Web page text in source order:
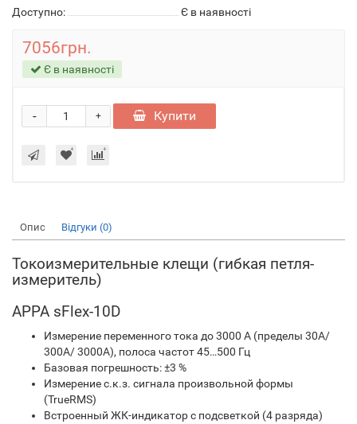
Доступно:
Є в наявності
7056грн.
Є в наявності
+
- Купити
Опис Відгуки (0)
Токоизмерительные клещи (гибкая петля-
измеритель)
APPA sFlex-10D
Измерение переменного тока до 3000 А (пределы 30А/
300А/ 3000А), полоса частот 45…500 Гц
Базовая погрешность: ±3 %
Измерение с.к.з. сигнала произвольной формы
(TrueRMS)
Встроенный ЖК-индикатор с подсветкой (4 разряда)